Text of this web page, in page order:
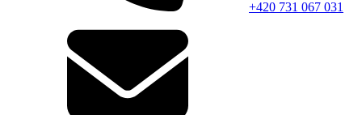
+420 731 067 031